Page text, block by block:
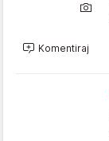
Komentiraj